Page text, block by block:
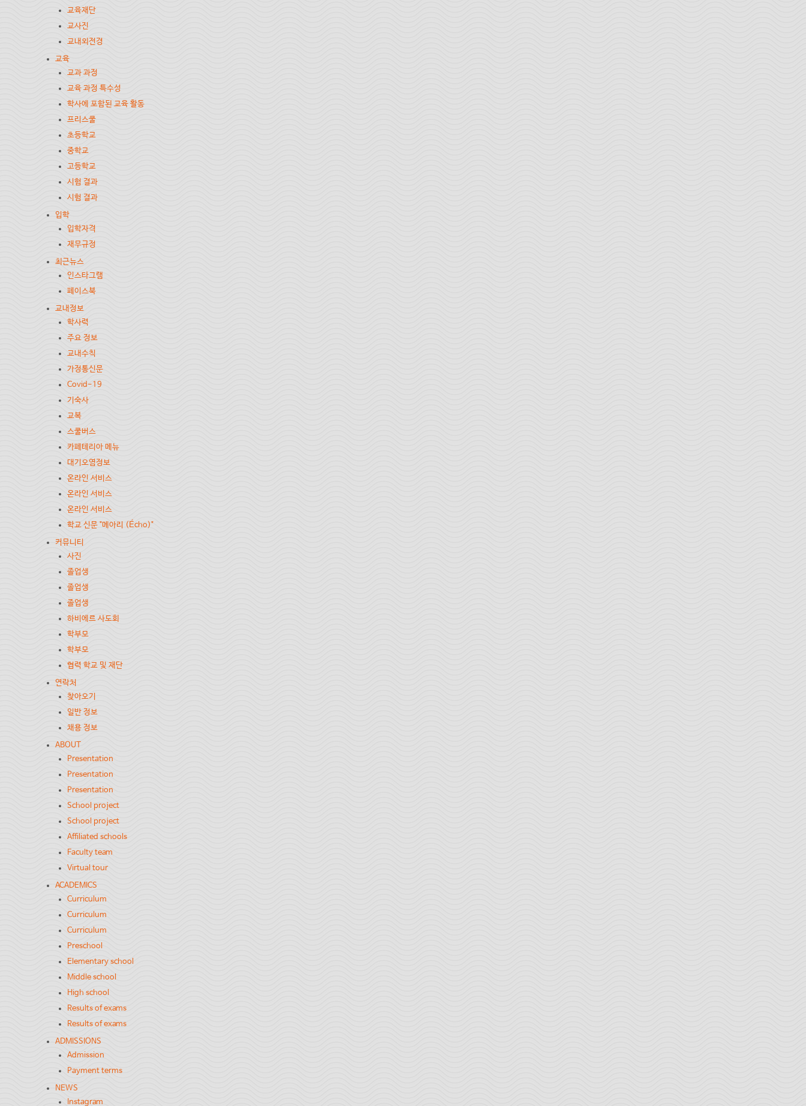
교육재단
교사진
교내외전경
교육
교과 과정
교육 과정 특수성
학사에 포함된 교육 활동
프리스쿨
초등학교
중학교
고등학교
시험 결과
시험 결과
입학
입학자격
재무규정
최근뉴스
인스타그램
페이스북
교내정보
학사력
주요 정보
교내수칙
가정통신문
Covid-19
기숙사
교복
스쿨버스
카페테리아 메뉴
대기오염정보
온라인 서비스
온라인 서비스
온라인 서비스
학교 신문 "메아리 (Écho)"
커뮤니티
사진
졸업생
졸업생
졸업생
하비에르 사도회
학부모
학부모
협력 학교 및 재단
연락처
찾아오기
일반 정보
채용 정보
ABOUT
Presentation
Presentation
Presentation
School project
School project
Affiliated schools
Faculty team
Virtual tour
ACADEMICS
Curriculum
Curriculum
Curriculum
Preschool
Elementary school
Middle school
High school
Results of exams
Results of exams
ADMISSIONS
Admission
Payment terms
NEWS
Instagram